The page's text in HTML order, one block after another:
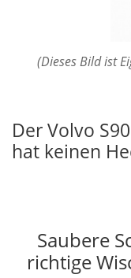
(Dieses Bild ist
Der Volvo
hat keinen
Saubere
richtige